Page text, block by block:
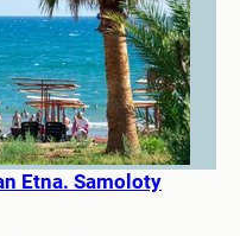
Etna. Samoloty